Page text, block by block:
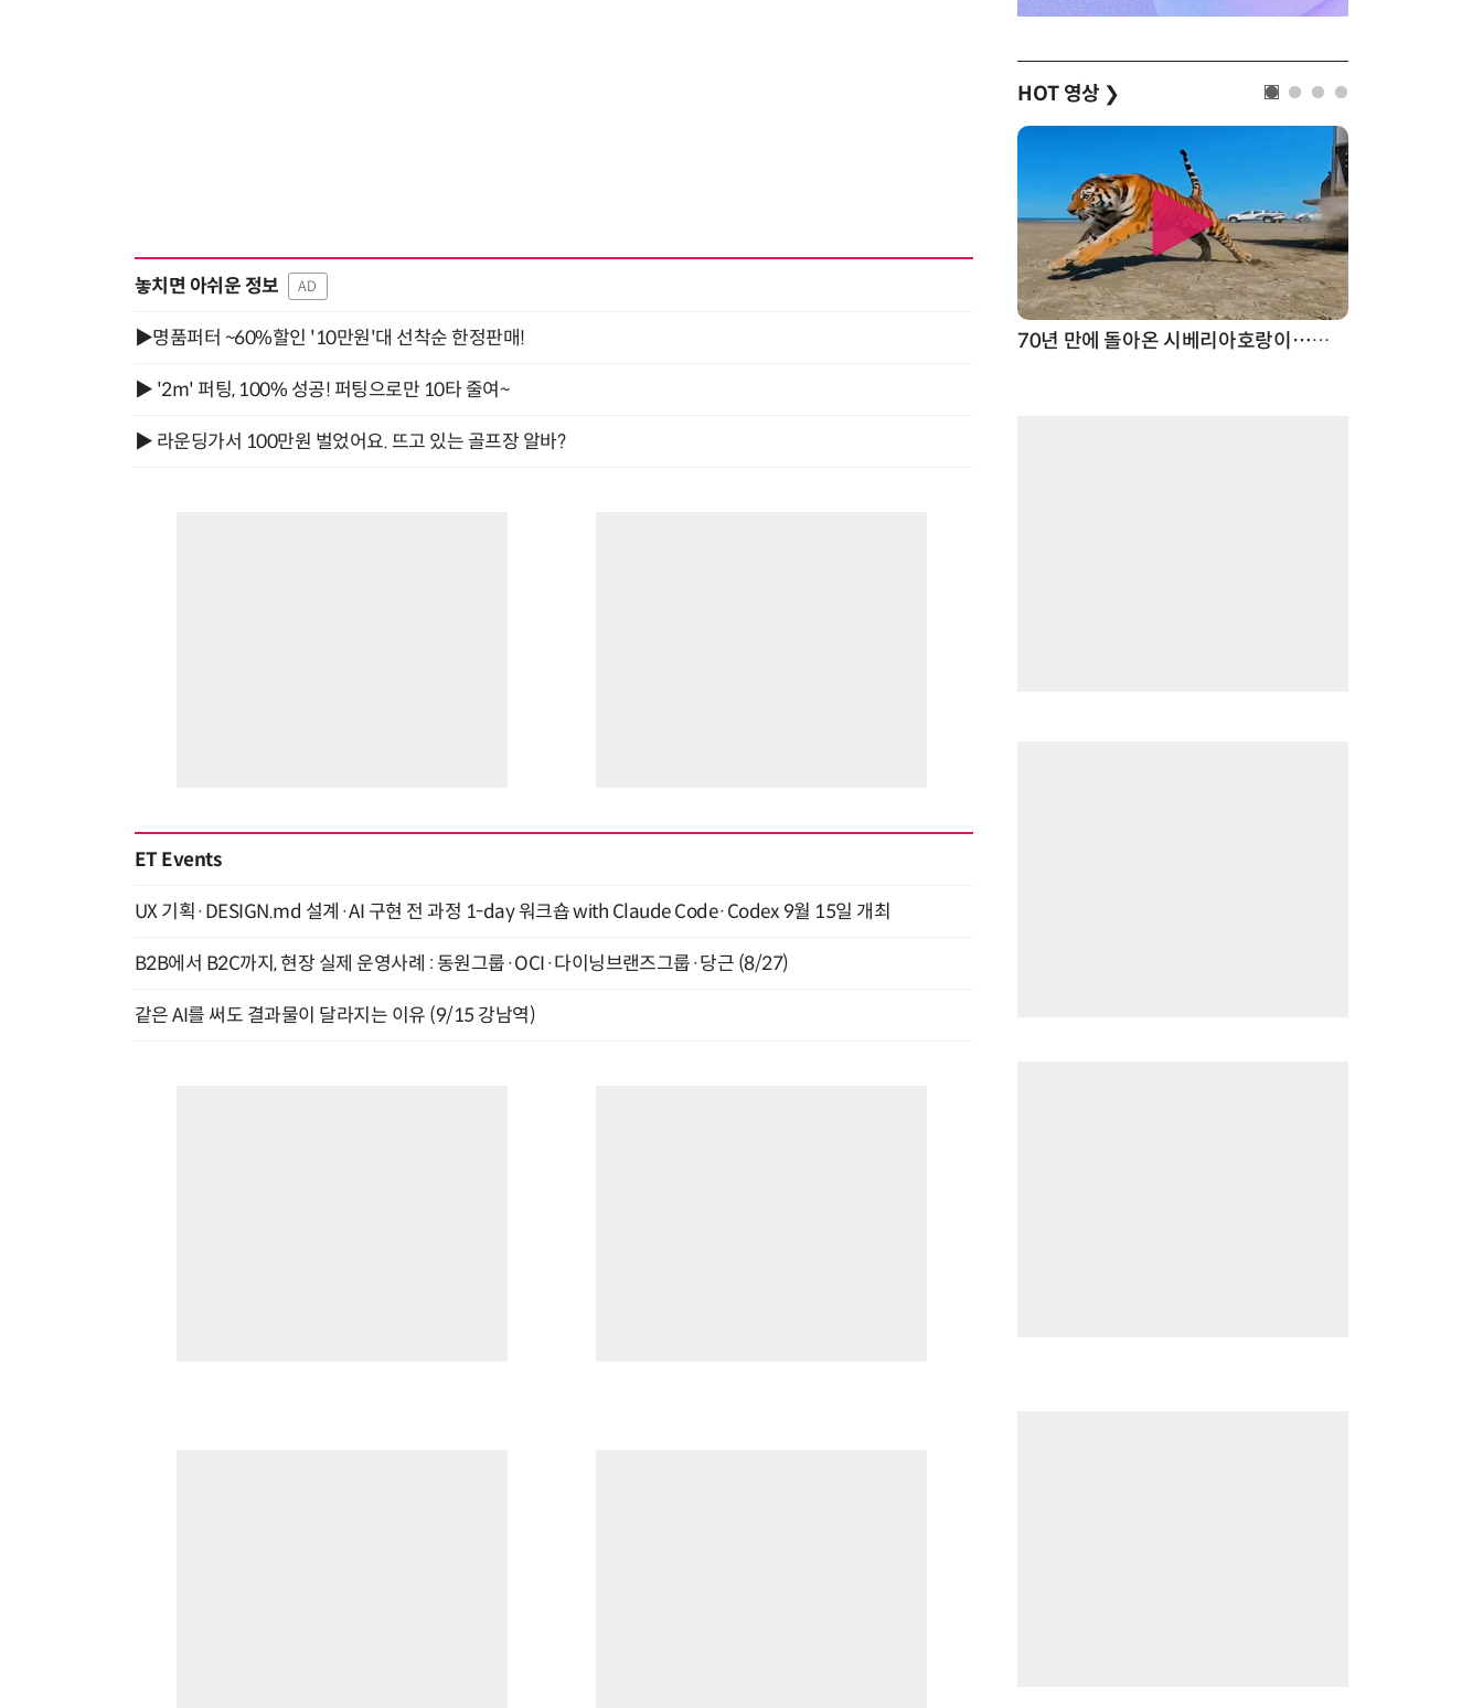
놓치면 아쉬운 정보 AD
▶명품퍼터 ~60%할인 '10만원'대 선착순 한정판매!
▶ '2m' 퍼팅, 100% 성공! 퍼팅으로만 10타 줄여~
▶ 라운딩가서 100만원 벌었어요. 뜨고 있는 골프장 알바?
ET Events
UX 기획·DESIGN.md 설계·AI 구현 전 과정 1-day 워크숍 with Claude Code·Codex 9월 15일 개최
B2B에서 B2C까지, 현장 실제 운영사례 : 동원그룹·OCI·다이닝브랜즈그룹·당근 (8/27)
같은 AI를 써도 결과물이 달라지는 이유 (9/15 강남역)
HOT 영상 ❯
70년 만에 돌아온 시베리아호랑이…카자흐스탄 야생에 풀렸다